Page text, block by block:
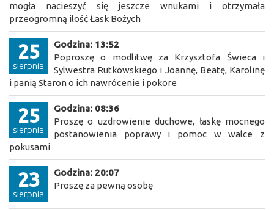
mogła nacieszyć się jeszcze wnukami i otrzymała
przeogromną ilość Łask Bożych
25
sierpnia
Godzina: 13:52
Poproszę o modlitwę za Krzysztofa Świeca i
Sylwestra Rutkowskiego i Joannę, Beatę, Karolinę
i panią Staron o ich nawrócenie i pokore
25
sierpnia
Godzina: 08:36
Proszę o uzdrowienie duchowe, łaskę mocnego
postanowienia poprawy i pomoc w walce z
pokusami
23
sierpnia
Godzina: 20:07
Proszę za pewną osobę